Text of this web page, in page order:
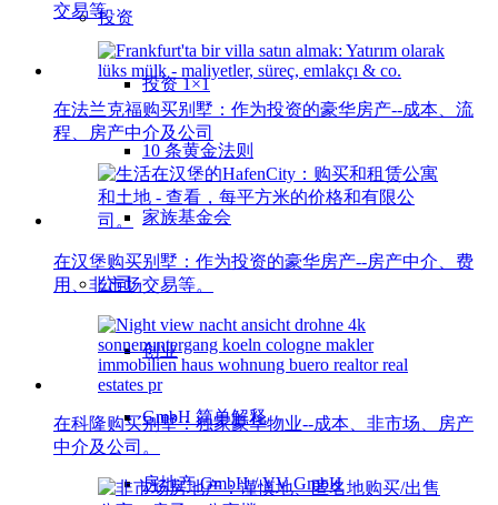
投资
投资 1×1
10 条黄金法则
家族基金会
公司
创业
GmbH 简单解释
房地产 GmbH / VV GmbH
交易等
在法兰克福购买别墅：作为投资的豪华房产--成本、流
程、房产中介及公司
在汉堡购买别墅：作为投资的豪华房产--房产中介、费
用、非市场交易等。
在科隆购买别墅：独家豪华物业--成本、非市场、房产
中介及公司。